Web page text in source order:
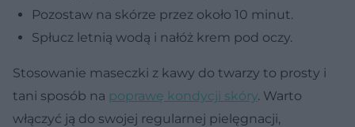
Pozostaw na skórze przez około 10 minut.
Spłucz letnią wodą i nałóż krem pod oczy.
Stosowanie maseczki z kawy do twarzy to prosty i
tani sposób na poprawę kondycji skóry. Warto
włączyć ją do swojej regularnej pielęgnacji,